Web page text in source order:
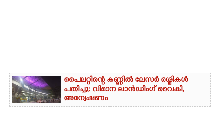
പൈലറ്റിന്റെ കണ്ണിൽ ലേസർ രശ്മികൾ
പതിച്ചു: വിമാന ലാൻഡിംഗ് വൈകി,
അന്വേഷണം